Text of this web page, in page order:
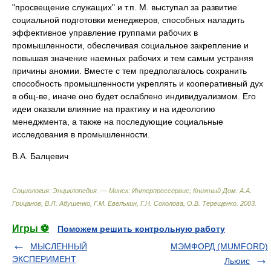
"просвещение служащих" и т.п. М. выступал за развитие
социальной подготовки менеджеров, способных наладить
эффективное управление группами рабочих в
промышленности, обеспечивая социальное закрепление и
повышая значение наемных рабочих и тем самым устраняя
причины аномии. Вместе с тем предполагалось сохранить
способность промышленности укреплять и кооперативный дух
в общ-ве, иначе оно будет ослаблено индивидуализмом. Его
идеи оказали влияние на практику и на идеологию
менеджмента, а также на последующие социальные
исследования в промышленности.
В.А. Балцевич
Социология: Энциклопедия. — Минск: Интерпрессервис; Книжный Дом А.А.
Грицанов, В.Л. Абушенко, Г.М. Евелькин, Г.Н. Соколова, О.В. Терещенко 2003
Игры ⚽
Поможем решить контрольную работу
МЫСЛЕННЫЙ
ЭКСПЕРИМЕНТ
МЭМФОРД (MUMFORD)
Льюис